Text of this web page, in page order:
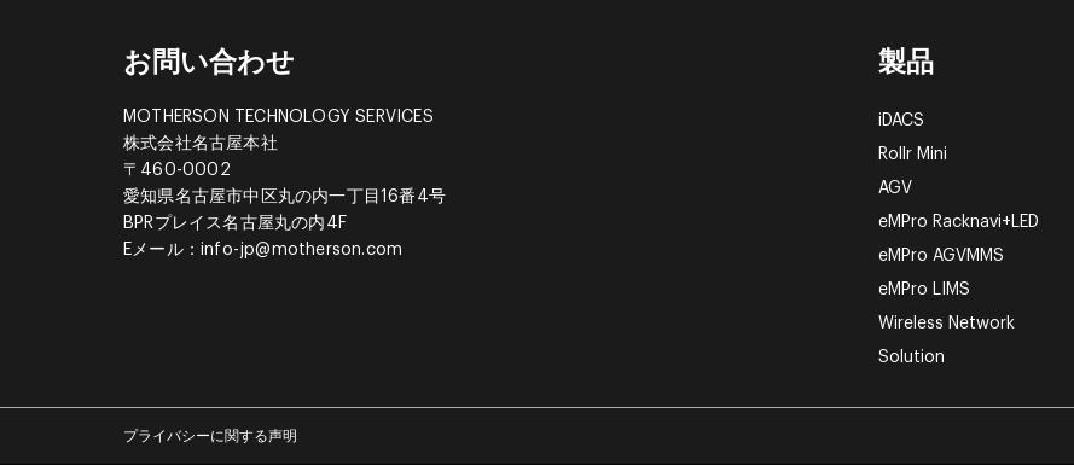
お問い合わせ
MOTHERSON TECHNOLOGY SERVICES
株式会社名古屋本社
〒460-0002
愛知県名古屋市中区丸の内一丁目16番4号
BPRプレイス名古屋丸の内4F
Eメール： info-jp@motherson.com
製品
iDACS
Rollr Mini
AGV
eMPro Racknavi+LED
eMPro AGVMMS
eMPro LIMS
Wireless Network
Solution
プライバシーに関する声明